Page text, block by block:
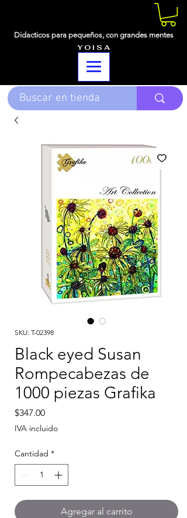
Didacticos para pequeños, con grandes mentes
Y O I S A
SKU: T-02398
Black eyed Susan
Rompecabezas de
1000 piezas Grafika
$347.00Precio
IVA incluido
Cantidad *
Agregar al carrito